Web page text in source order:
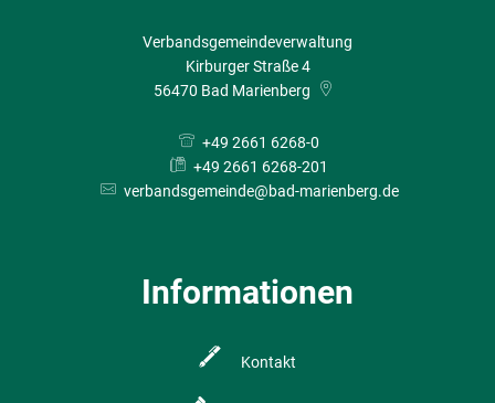
Verbandsgemeindeverwaltung
Kirburger Straße 4
56470 Bad Marienberg
+49 2661 6268-0
+49 2661 6268-201
verbandsgemeinde@bad-marienberg.de
Informationen
Kontakt